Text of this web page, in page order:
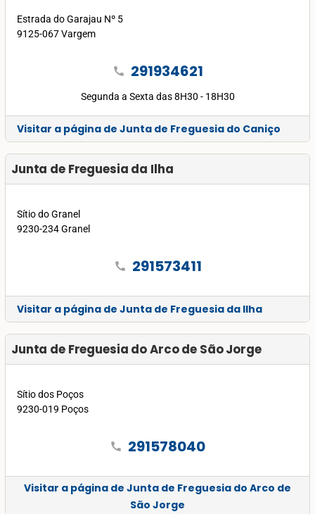
Estrada do Garajau Nº 5
9125-067 Vargem
call 291934621
Segunda a Sexta das 8H30 - 18H30
Visitar a página de Junta de Freguesia do Caniço
Junta de Freguesia da Ilha
Sítio do Granel
9230-234 Granel
call 291573411
Visitar a página de Junta de Freguesia da Ilha
Junta de Freguesia do Arco de São Jorge
Sítio dos Poços
9230-019 Poços
call 291578040
Visitar a página de Junta de Freguesia do Arco de
São Jorge